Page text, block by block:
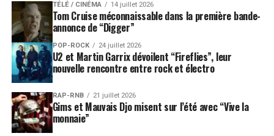
TÉLÉ / CINÉMA 14 juillet 2026
Tom Cruise méconnaissable dans la première bande-
annonce de “Digger”
POP-ROCK 24 juillet 2026
U2 et Martin Garrix dévoilent “Fireflies”, leur
nouvelle rencontre entre rock et électro
RAP-RNB 21 juillet 2026
Gims et Mauvais Djo misent sur l’été avec “Vive la
monnaie”